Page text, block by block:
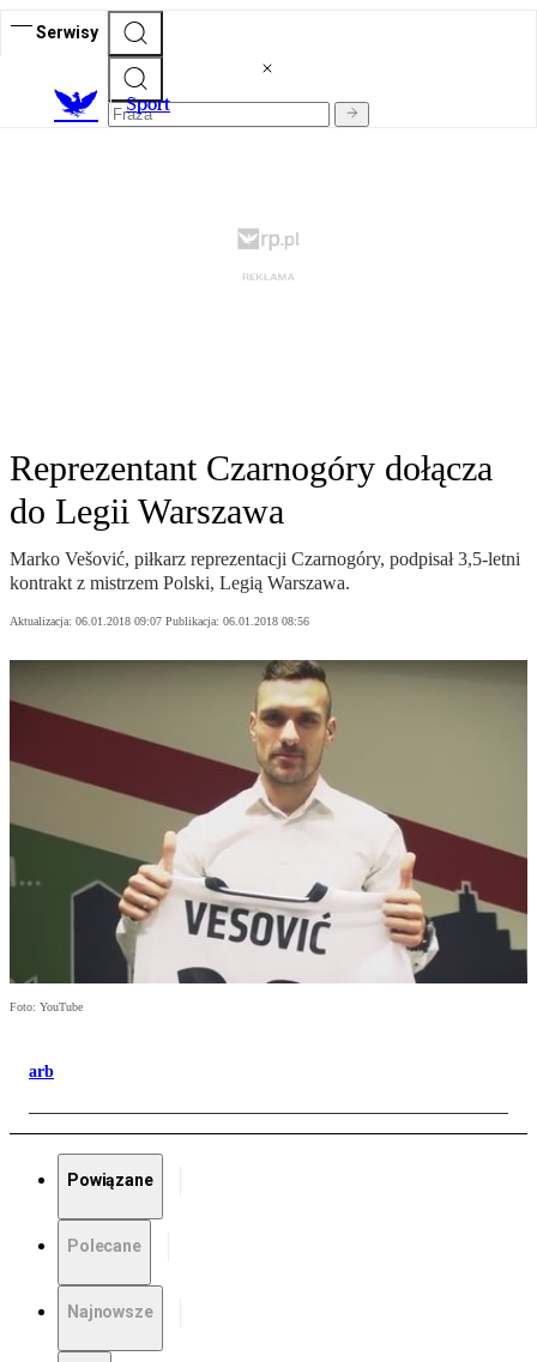
Serwisy
Sport
Reprezentant Czarnogóry dołącza
do Legii Warszawa
Marko Vešović, piłkarz reprezentacji Czarnogóry, podpisał 3,5-letni
kontrakt z mistrzem Polski, Legią Warszawa.
Aktualizacja: 06.01.2018 09:07 Publikacja: 06.01.2018 08:56
Foto: YouTube
arb
Powiązane
Polecane
Najnowsze